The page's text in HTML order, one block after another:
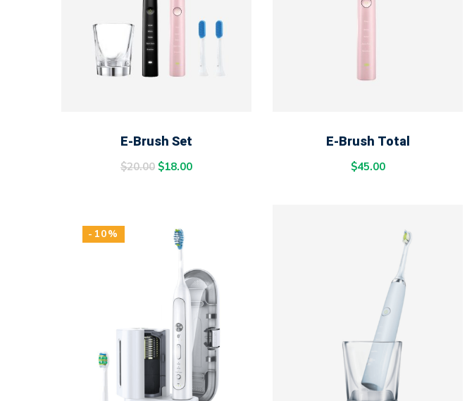
E-Brush Set
$20.00 $18.00
E-Brush Total
$45.00
-10%